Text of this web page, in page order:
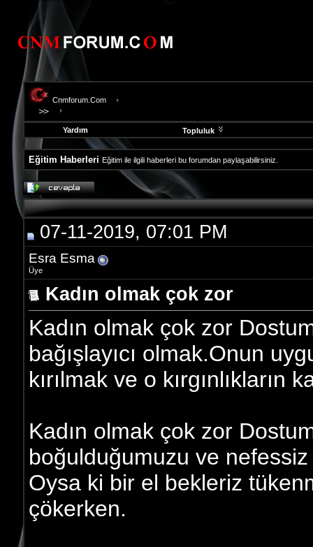
Cnmforum.Com
Yardım Topluluk
Eğitim Haberleri Eğitim ile ilgili haberleri bu forumdan paylaşabilirsiniz.
evooli
fethiye
escort
gaziantep
escort
gaziantep
escort
07-11-2019, 07:01 PM
Esra Esma
Üye
Kadın olmak çok zor
Kadın olmak çok zor
bağışlayıcı olmak.Onun
kırılmak ve o kırgınlıkların
Kadın olmak çok zor
boğulduğumuzu ve nefessiz
Oysa ki bir el bekleriz
çökerken.